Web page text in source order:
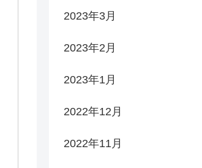
2023年3月
2023年2月
2023年1月
2022年12月
2022年11月